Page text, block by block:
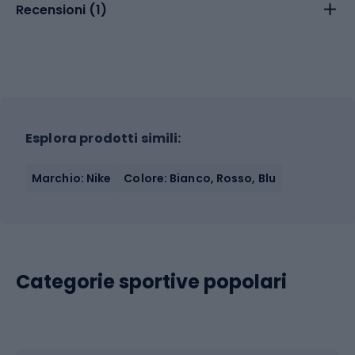
Recensioni (1)
Esplora prodotti simili:
Marchio: Nike Colore: Bianco, Rosso, Blu
Categorie sportive popolari